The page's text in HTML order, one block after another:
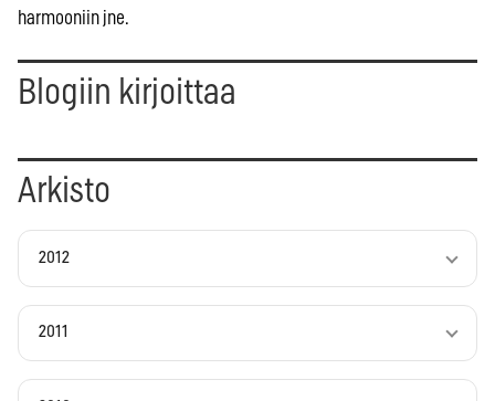
harmooniin jne.
Blogiin kirjoittaa
Arkisto
2012
2011